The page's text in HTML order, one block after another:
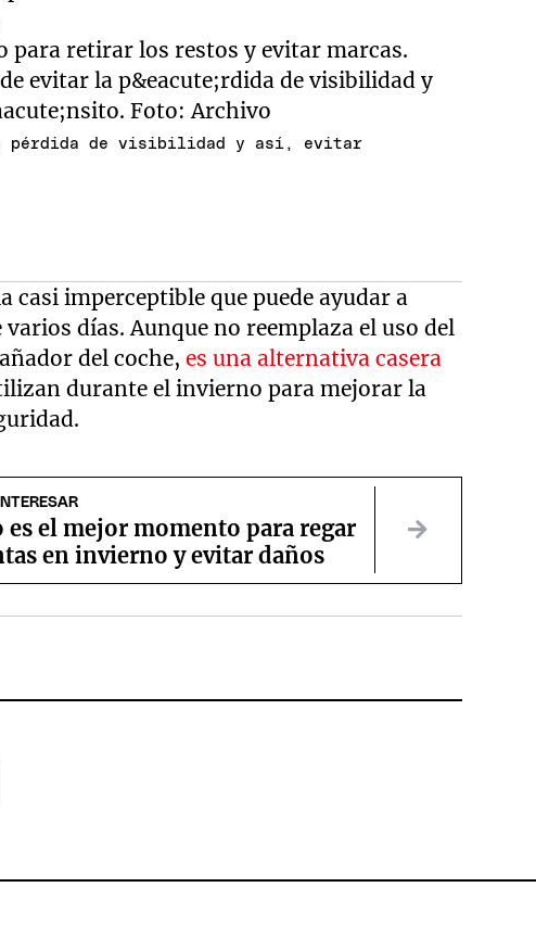
para retirar los restos y evitar marcas.
pérdida de visibilidad y así, evitar
casi imperceptible que puede ayudar a
días. Aunque no reemplaza el uso del
del coche,es una alternativa casera
durante el invierno para mejorar la
es el mejor momento para regar
en invierno y evitar daños